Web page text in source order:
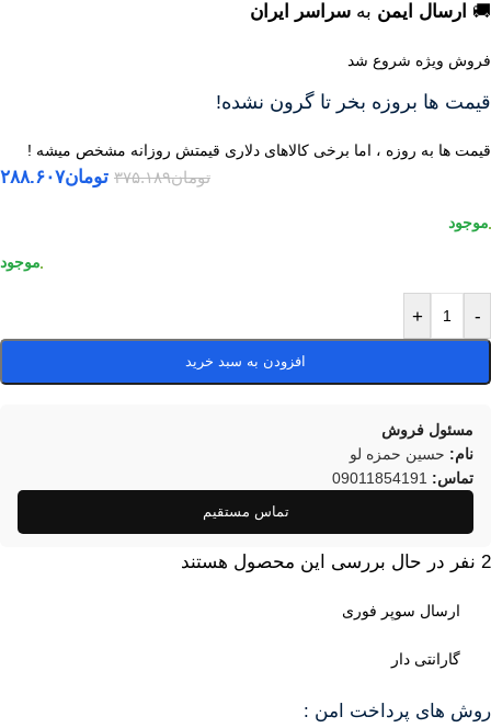
🚚 ارسال ایمن به سراسر ایران
فروش ویژه شروع شد
قیمت ها بروزه بخر تا گرون نشده!
قیمت ها به روزه ، اما برخی کالاهای دلاری قیمتش روزانه مشخص میشه !
تومان۳۷۵.۱۸۹ تومان۲۸۸.۶۰۷
-
+
افزودن به سبد خرید
مسئول فروش
نام: حسین حمزه لو
تماس: 09011854191
تماس مستقیم
2 نفر در حال بررسی این محصول هستند
ارسال سوپر فوری
گارانتی دار
روش های پرداخت امن :